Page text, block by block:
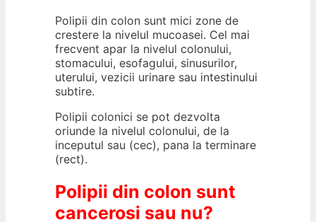
Polipii din colon sunt mici zone de
crestere la nivelul mucoasei. Cel mai
frecvent apar la nivelul colonului,
stomacului, esofagului, sinusurilor,
uterului, vezicii urinare sau intestinului
subtire.
Polipii colonici se pot dezvolta
oriunde la nivelul colonului, de la
inceputul sau (cec), pana la terminare
(rect).
Polipii din colon sunt
cancerosi sau nu?